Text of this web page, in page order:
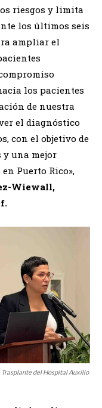
riesgos y limita
los últimos seis
ampliar el
los pacientes
de nuestra
el diagnóstico
con el objetivo de
una mejor
Puerto Rico»,
Wiewall,
Trasplante del Hospital Auxilio